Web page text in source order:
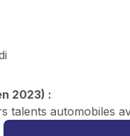
2023) :
talents automobiles